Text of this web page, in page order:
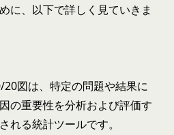
に、以下で詳しく見ていきま
図は、特定の問題や結果に
の重要性を分析および評価す
れる統計ツールです。